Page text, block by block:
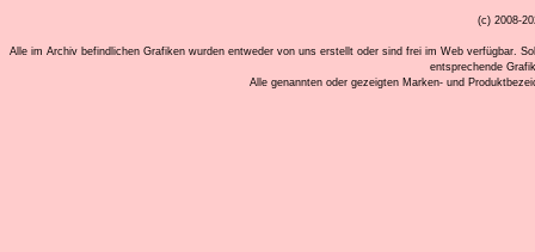
(c) 2008-
Alle im Archiv befindlichen Grafiken wurden entweder von uns erstellt oder sind frei im Web verfügbar.
entsprechende
Alle genannten oder gezeigten Marken- und